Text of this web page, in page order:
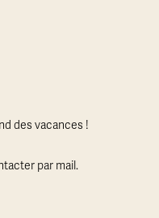
des vacances !
par mail.